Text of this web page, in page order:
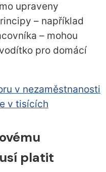
upraveny
– například
– mohou
pro domácí
v nezaměstnanosti
v tisících
platit